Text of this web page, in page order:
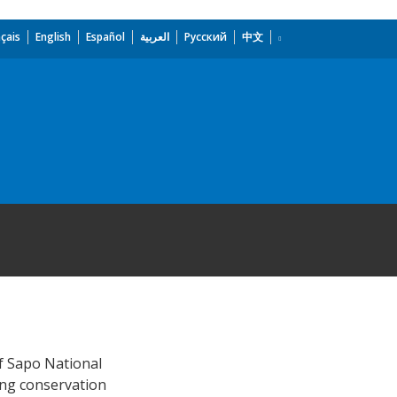
English Español العربية Русский 中文
Sapo National
conservation